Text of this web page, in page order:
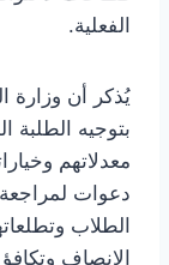
الفعلية.
يُذكر أن وزارة
بتوجيه الطلبة
معدلاتهم
دعوات لمراجعة
الطلاب
الإنصاف